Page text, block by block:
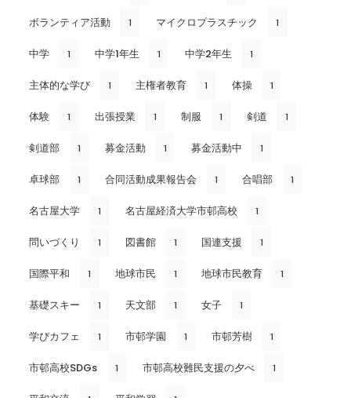
ボランティア活動 1 マイクロプラスチック 1
中学 1 中学1年生 1 中学2年生 1
主体的な学び 1 主権者教育 1 体操 1
体験 1 出張授業 1 制服 1 剣道 1
剣道部 1 募金活動 1 募金活動中 1
卓球部 1 合同活動成果報告会 1 合唱部 1
名古屋大学 1 名古屋経済大学市邨高校 1
問いづくり 1 図書館 1 国連支援 1
国際平和 1 地球市民 1 地球市民教育 1
基礎スキー 1 天文部 1 女子 1
学びカフェ 1 市邨学園 1 市邨芳樹 1
市邨高校SDGs 1 市邨高校難民支援の夕べ 1